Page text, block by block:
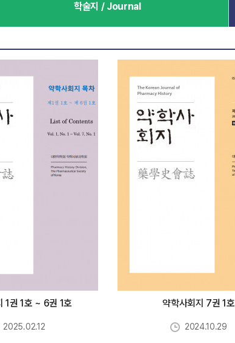
학술지 / Journal
1권 1호 ~ 6권 1호
2025.02.12
약학사회지 7권 1호
2024.10.29